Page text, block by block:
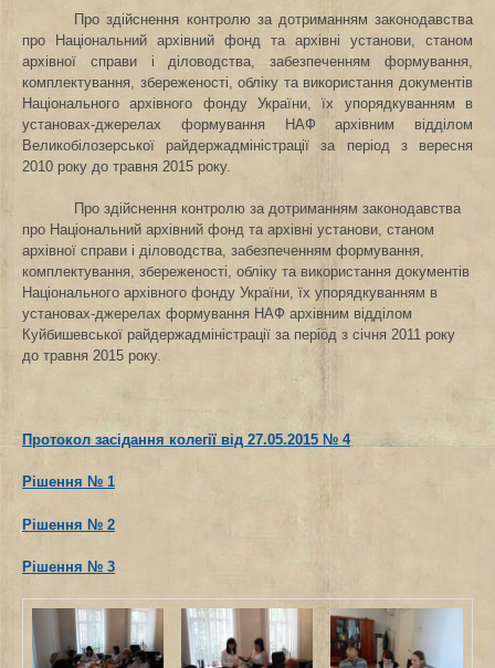
Про здійснення контролю за дотриманням законодавства
про Національний архівний фонд та архівні установи, станом
архівної справи і діловодства, забезпеченням формування,
комплектування, збереженості, обліку та використання документів
Національного архівного фонду України, їх упорядкуванням в
установах-джерелах формування НАФ архівним відділом
Великобілозерської райдержадміністрації за період з вересня
2010 року до травня 2015 року.
Про здійснення контролю за дотриманням законодавства
про Національний архівний фонд та архівні установи, станом
архівної справи і діловодства, забезпеченням формування,
комплектування, збереженості, обліку та використання документів
Національного архівного фонду України, їх упорядкуванням в
установах-джерелах формування НАФ архівним відділом
Куйбишевської райдержадміністрації за період з січня 2011 року
до травня 2015 року.
Протокол засідання колегії від 27.05.2015 № 4
Рішення № 1
Рішення № 2
Рішення № 3